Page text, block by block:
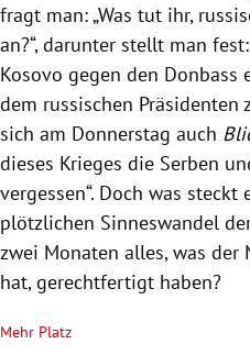
fragt man: „Was tut ihr,
an?“, darunter stellt man
Kosovo gegen den Donbass
dem russischen Präsidenten
sich am Donnerstag auch
dieses Krieges die Serben
vergessen“. Doch was
plötzlichen Sinneswandel
zwei Monaten alles, was der
hat, gerechtfertigt haben?
Mehr Platz